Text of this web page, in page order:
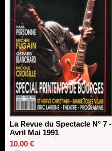
La Revue du Spectacle N° 7 -
Avril Mai 1991
10,00 €